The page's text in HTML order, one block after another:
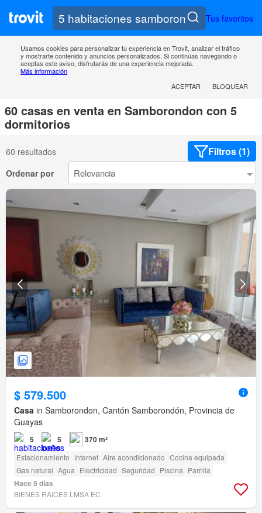
Tus favoritos
Usamos cookies para personalizar tu experiencia en Trovit, analizar el tráfico
y mostrarte contenido y anuncios personalizados. Si continúas navegando o
aceptas este aviso, disfrutarás de una experiencia mejorada.
Más información
ACEPTAR
BLOQUEAR
60 casas en venta en Samborondon con 5
dormitorios
60 resultados Filtros (1)
Ordenar por
$ 579.500
Casa in Samborondon, Cantón Samborondón, Provincia de
Guayas
5 5 370 m²
Estacionamiento Internet Aire acondicionado Cocina equipada
Gas natural Agua Electricidad Seguridad Piscina Parrilla
Hace 5 días
BIENES RAICES LMSA EC